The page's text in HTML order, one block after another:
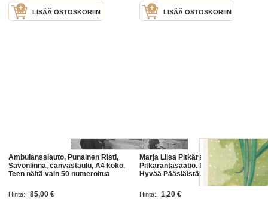
LISÄÄ OSTOSKORIIN LISÄÄ OSTOSKORIIN
Ambulanssiauto, Punainen Risti,
Savonlinna, canvastaulu, A4 koko.
Teen näitä vain 50 numeroitua
Hinta: 85,00 €
Marja Liisa Pitkäranta / Marja Liisa
Pitkärantasäätiö. Punainen risti:
Hyvää Pääsiäistä.
Kulkematon.Kortin keräily
numero761 b.
Hinta: 1,20 €